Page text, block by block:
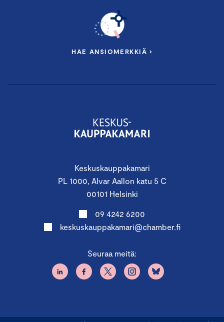
Keskuskauppakamari
PL 1000, Alvar Aallon katu 5 C
00101 Helsinki
09 4242 6200
keskuskauppakamari@chamber.fi
Seuraa meitä:
HAE ANSIOMERKKIÄ ›